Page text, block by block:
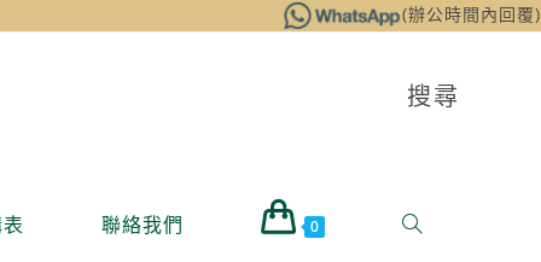
(辦公時間內回覆)
搜尋
聯絡我們 0